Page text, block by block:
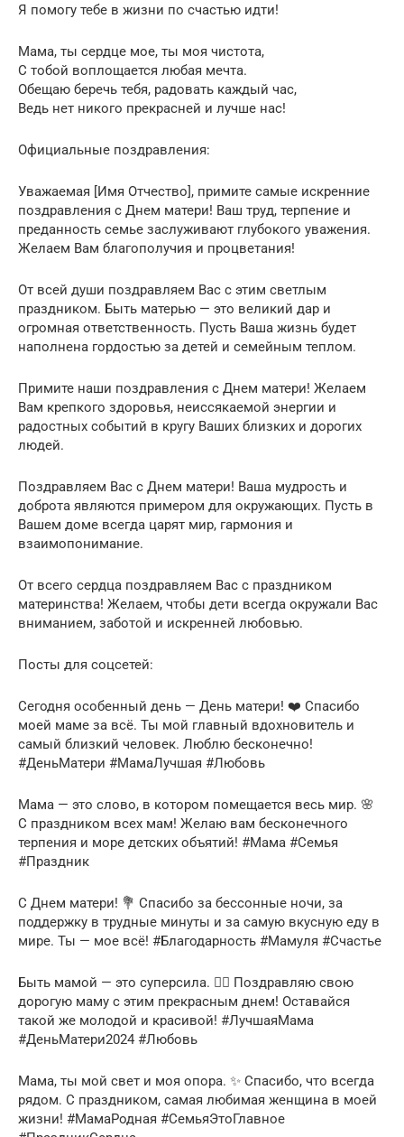
Я помогу тебе в жизни по счастью идти!
Мама, ты сердце мое, ты моя чистота,
С тобой воплощается любая мечта.
Обещаю беречь тебя, радовать каждый час,
Ведь нет никого прекрасней и лучше нас!
Официальные поздравления:
Уважаемая [Имя Отчество], примите самые искренние
поздравления с Днем матери! Ваш труд, терпение и
преданность семье заслуживают глубокого уважения.
Желаем Вам благополучия и процветания!
От всей души поздравляем Вас с этим светлым
праздником. Быть матерью — это великий дар и
огромная ответственность. Пусть Ваша жизнь будет
наполнена гордостью за детей и семейным теплом.
Примите наши поздравления с Днем матери! Желаем
Вам крепкого здоровья, неиссякаемой энергии и
радостных событий в кругу Ваших близких и дорогих
людей.
Поздравляем Вас с Днем матери! Ваша мудрость и
доброта являются примером для окружающих. Пусть в
Вашем доме всегда царят мир, гармония и
взаимопонимание.
От всего сердца поздравляем Вас с праздником
материнства! Желаем, чтобы дети всегда окружали Вас
вниманием, заботой и искренней любовью.
Посты для соцсетей:
Сегодня особенный день — День матери! ❤️ Спасибо
моей маме за всё. Ты мой главный вдохновитель и
самый близкий человек. Люблю бесконечно!
#ДеньМатери #МамаЛучшая #Любовь
Мама — это слово, в котором помещается весь мир. 🌸
С праздником всех мам! Желаю вам бесконечного
терпения и море детских объятий! #Мама #Семья
#Праздник
С Днем матери! 💐 Спасибо за бессонные ночи, за
поддержку в трудные минуты и за самую вкусную еду в
мире. Ты — мое всё! #Благодарность #Мамуля #Счастье
Быть мамой — это суперсила. 🦸‍♀️ Поздравляю свою
дорогую маму с этим прекрасным днем! Оставайся
такой же молодой и красивой! #ЛучшаяМама
#ДеньМатери2024 #Любовь
Мама, ты мой свет и моя опора. ✨ Спасибо, что всегда
рядом. С праздником, самая любимая женщина в моей
жизни! #МамаРодная #СемьяЭтоГлавное